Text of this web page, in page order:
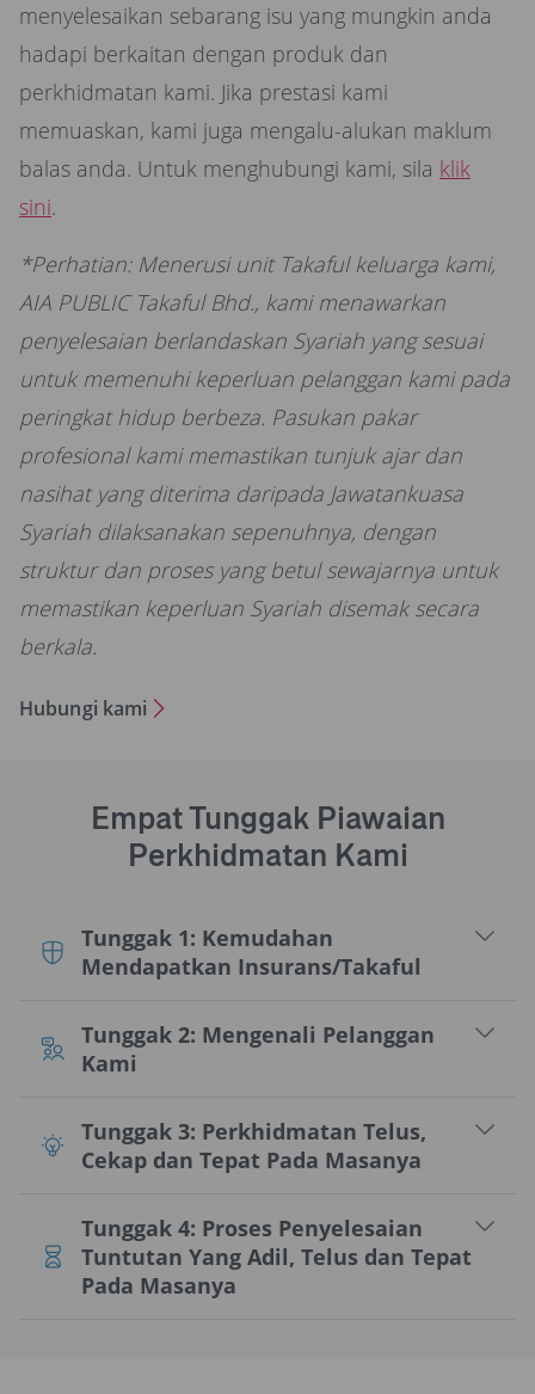
menyelesaikan sebarang isu yang mungkin anda
hadapi berkaitan dengan produk dan
perkhidmatan kami. Jika prestasi kami
memuaskan, kami juga mengalu-alukan maklum
balas anda. Untuk menghubungi kami, sila klik
sini.
*Perhatian: Menerusi unit Takaful keluarga kami,
AIA PUBLIC Takaful Bhd., kami menawarkan
penyelesaian berlandaskan Syariah yang sesuai
untuk memenuhi keperluan pelanggan kami pada
peringkat hidup berbeza. Pasukan pakar
profesional kami memastikan tunjuk ajar dan
nasihat yang diterima daripada Jawatankuasa
Syariah dilaksanakan sepenuhnya, dengan
struktur dan proses yang betul sewajarnya untuk
memastikan keperluan Syariah disemak secara
berkala.
Hubungi kami
Empat Tunggak Piawaian
Perkhidmatan Kami
Tunggak 1: Kemudahan
Mendapatkan Insurans/Takaful
Tunggak 2: Mengenali Pelanggan
Kami
Tunggak 3: Perkhidmatan Telus,
Cekap dan Tepat Pada Masanya
Tunggak 4: Proses Penyelesaian
Tuntutan Yang Adil, Telus dan Tepat
Pada Masanya